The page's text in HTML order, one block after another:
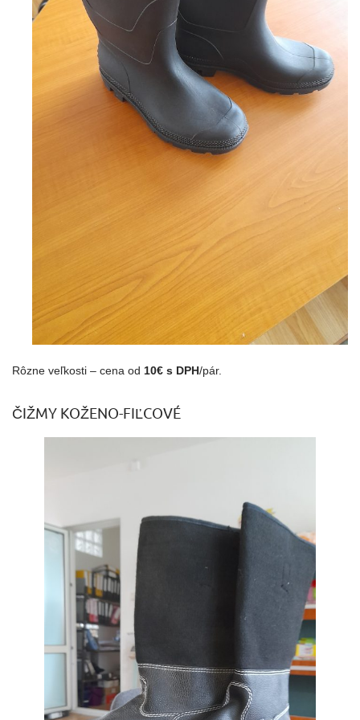
Rôzne veľkosti – cena od 10€ s DPH/pár.
ČIŽMY KOŽENO-FIĽCOVÉ